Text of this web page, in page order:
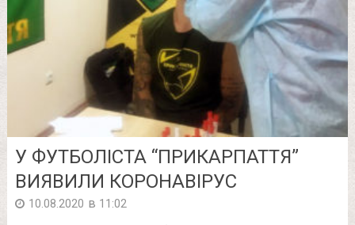
У ФУТБОЛІСТА “ПРИКАРПАТТЯ”
ВИЯВИЛИ КОРОНАВІРУС
10.08.2020 в 11:02